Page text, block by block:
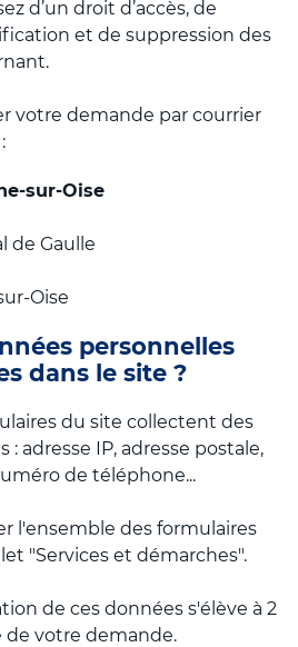
d’un droit d’accès, de
et de suppression des
votre demande par courrier
sur-Oise
de Gaulle
Oise
personnelles
dans le site ?
du site collectent des
adresse IP, adresse postale,
de téléphone...
l'ensemble des formulaires
"Services et démarches".
de ces données s'élève à 2
de votre demande.